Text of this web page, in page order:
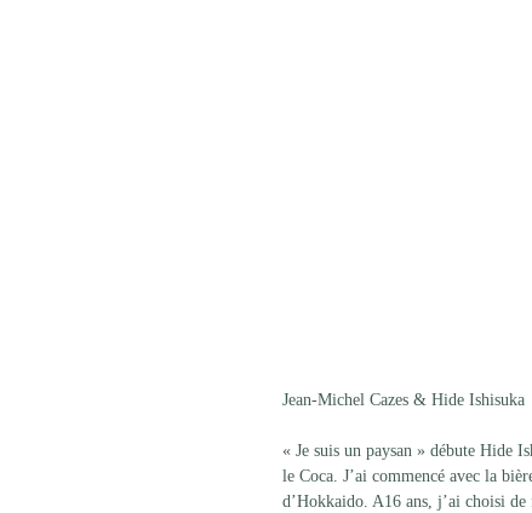
Jean-Michel Cazes & Hide Ishisuka
« Je suis un paysan » débute Hide
le Coca. J’ai commencé avec la
d’Hokkaido. A16 ans, j’ai choisi